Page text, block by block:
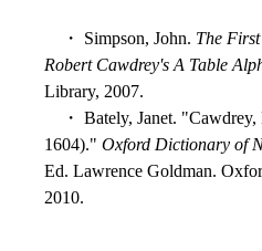
・ Simpson, John. The
Robert Cawdrey's A Table
Library, 2007.
・ Bately, Janet. "Cawdrey,
1604)." Oxford Dictionary of
Ed. Lawrence Goldman.
2010.